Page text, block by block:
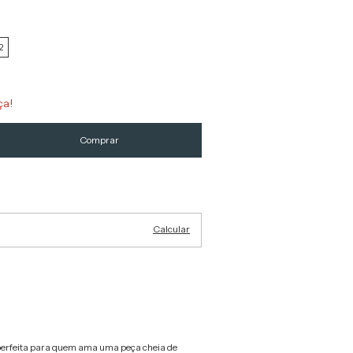
Calcular
para quem ama uma peça cheia de